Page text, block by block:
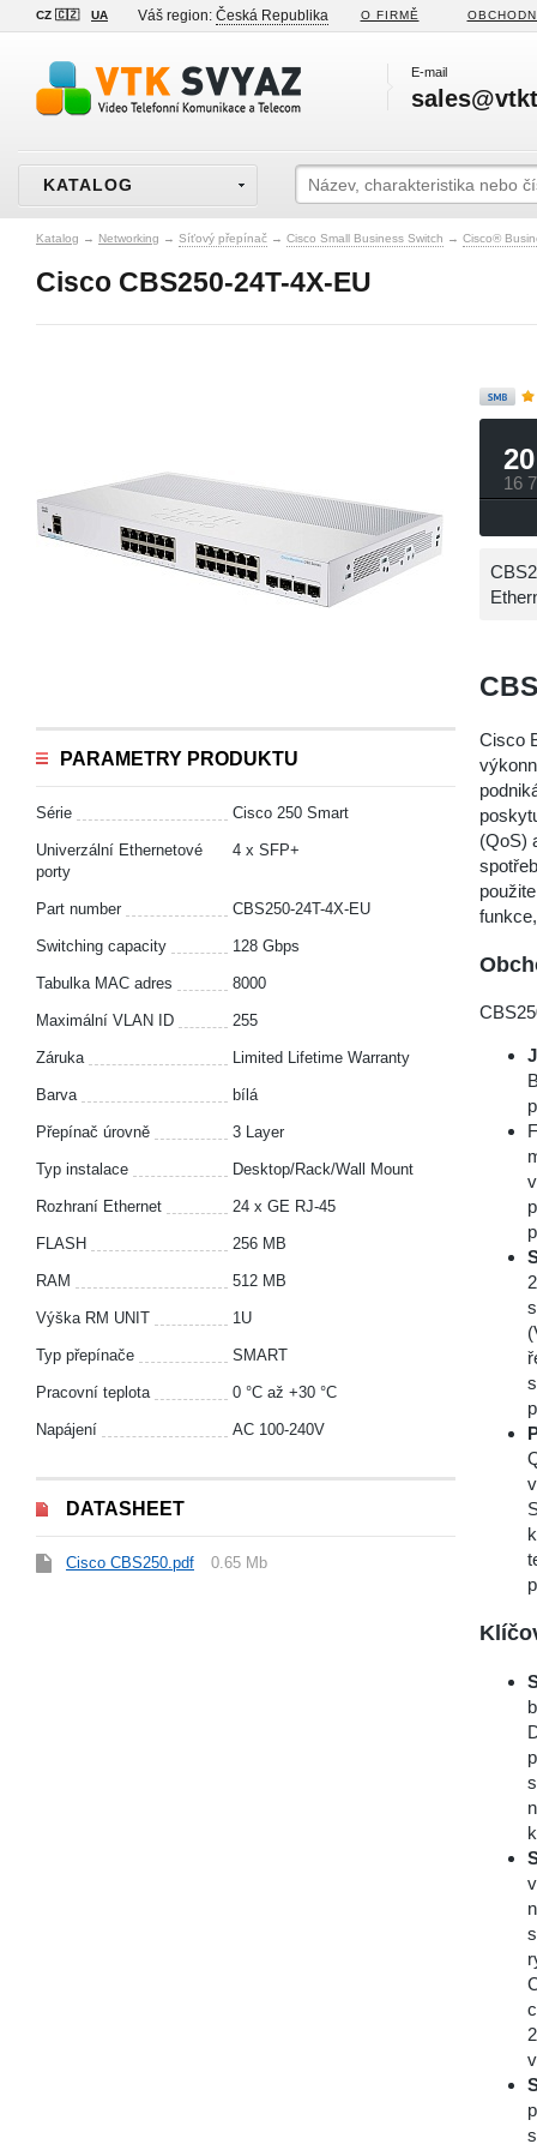
CZ 🇨🇿 UA Váš region: Česká Republika O FIRMĚ
E-mail
KATALOG
Katalog → Networking → Síťový přepínač → Cisco Small Business Switch → Cisco®
Cisco CBS250-24T-4X-EU
PARAMETRY PRODUKTU
Série Cisco 250 Smart
Univerzální Ethernetové
porty
4 x SFP+
Part number CBS250-24T-4X-EU
Switching capacity 128 Gbps
Tabulka MAC adres 8000
Maximální VLAN ID 255
Záruka Limited Lifetime Warranty
Barva bílá
Přepínač úrovně 3 Layer
Typ instalace Desktop/Rack/Wall Mount
Rozhraní Ethernet 24 x GE RJ-45
FLASH 256 MB
RAM 512 MB
Výška RM UNIT 1U
Typ přepínače SMART
Pracovní teplota 0 °С až +30 °С
Napájení AC 100-240V
DATASHEET
Cisco CBS250.pdf 0.65 Mb
16
Cisco
(QoS)